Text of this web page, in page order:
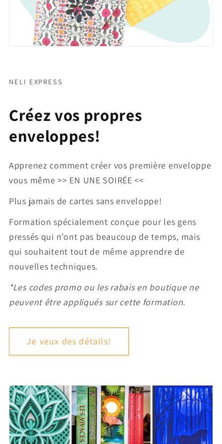
NELI EXPRESS
Créez vos propres
enveloppes!
Apprenez comment créer vos première enveloppe
vous même >> EN UNE SOIRÉE <<
Plus jamais de cartes sans enveloppe!
Formation spécialement conçue pour les gens
pressés qui n’ont pas beaucoup de temps, mais
qui souhaitent tout de même apprendre de
nouvelles techniques.
*Les codes promo ou les rabais en boutique ne
peuvent être appliqués sur cette formation.
Je veux des détails!